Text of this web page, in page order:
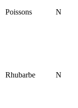
Poissons N
Rhubarbe N